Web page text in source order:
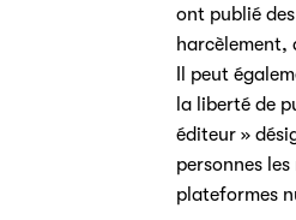
ont publié
harcèlement,
Il peut
la liberté de
éditeur »
personnes
plateformes